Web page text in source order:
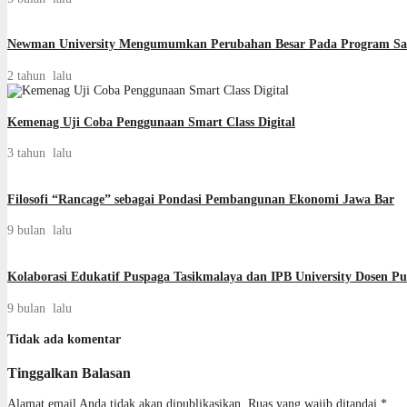
Newman University Mengumumkan Perubahan Besar Pada Program
2 tahun lalu
Kemenag Uji Coba Penggunaan Smart Class Digital
3 tahun lalu
Filosofi “Rancage” sebagai Pondasi Pembangunan Ekonomi Jawa Bar
9 bulan lalu
Kolaborasi Edukatif Puspaga Tasikmalaya dan IPB University Dosen
9 bulan lalu
Tidak ada komentar
Tinggalkan Balasan
Alamat email Anda tidak akan dipublikasikan. Ruas yang wajib ditandai *